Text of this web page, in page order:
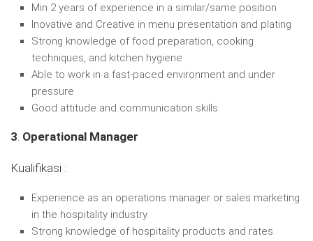
Min 2 years of experience in a similar/same position
Inovative and Creative in menu presentation and plating
Strong knowledge of food preparation, cooking
techniques, and kitchen hygiene
Able to work in a fast-paced environment and under
pressure
Good attitude and communication skills
3. Operational Manager
Kualifikasi :
Experience as an operations manager or sales marketing
in the hospitality industry.
Strong knowledge of hospitality products and rates.